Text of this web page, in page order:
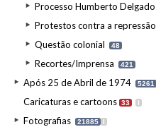
Processo Humberto Delgado
Protestos contra a repressão
Questão colonial 48
Recortes/Imprensa 421
Após 25 de Abril de 1974 5261
Caricaturas e cartoons 33 I
Fotografias 21885 I